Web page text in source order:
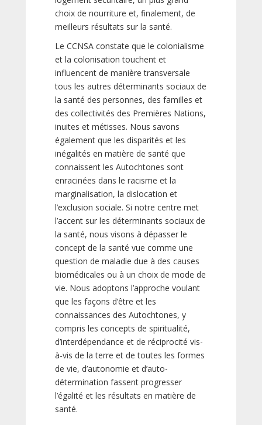
choix de nourriture et, finalement, de
meilleurs résultats sur la santé.
Le CCNSA constate que le colonialisme
et la colonisation touchent et
influencent de manière transversale
tous les autres déterminants sociaux de
la santé des personnes, des familles et
des collectivités des Premières Nations,
inuites et métisses. Nous savons
également que les disparités et les
inégalités en matière de santé que
connaissent les Autochtones sont
enracinées dans le racisme et la
marginalisation, la dislocation et
l’exclusion sociale. Si notre centre met
l’accent sur les déterminants sociaux de
la santé, nous visons à dépasser le
concept de la santé vue comme une
question de maladie due à des causes
biomédicales ou à un choix de mode de
vie. Nous adoptons l’approche voulant
que les façons d’être et les
connaissances des Autochtones, y
compris les concepts de spiritualité,
d’interdépendance et de réciprocité vis-
à-vis de la terre et de toutes les formes
de vie, d’autonomie et d’auto-
détermination fassent progresser
l’égalité et les résultats en matière de
santé.